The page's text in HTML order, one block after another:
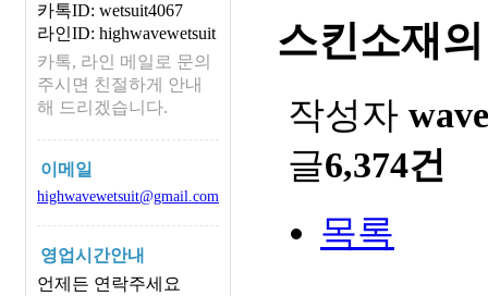
카톡ID: wetsuit4067
라인ID: highwavewetsuit
카톡, 라인 메일로 문의
주시면 친절하게 안내
해 드리겠습니다.
이메일
highwavewetsuit@gmail.com
영업시간안내
언제든 연락주세요
스킨소재
작성자 wave
글6,374건
목록